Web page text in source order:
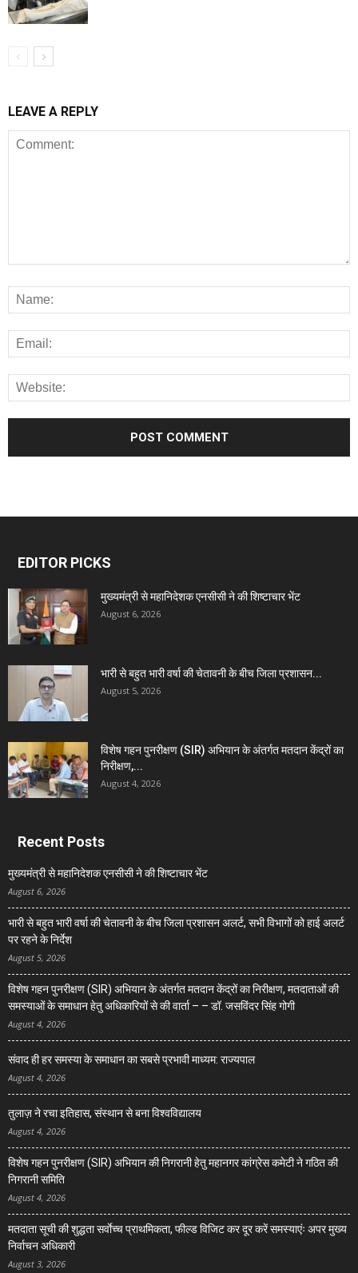
LEAVE A REPLY
EDITOR PICKS
मुख्यमंत्री से महानिदेशक एनसीसी ने की शिष्टाचार भेंट
August 6, 2026
भारी से बहुत भारी वर्षा की चेतावनी के बीच जिला प्रशासन...
August 5, 2026
विशेष गहन पुनरीक्षण (SIR) अभियान के अंतर्गत मतदान केंद्रों का
निरीक्षण,...
August 4, 2026
Recent Posts
मुख्यमंत्री से महानिदेशक एनसीसी ने की शिष्टाचार भेंट
August 6, 2026
भारी से बहुत भारी वर्षा की चेतावनी के बीच जिला प्रशासन अलर्ट, सभी विभागों को हाई अलर्ट
पर रहने के निर्देश
August 5, 2026
विशेष गहन पुनरीक्षण (SIR) अभियान के अंतर्गत मतदान केंद्रों का निरीक्षण, मतदाताओं की
समस्याओं के समाधान हेतु अधिकारियों से की वार्ता – – डॉ. जसविंदर सिंह गोगी
August 4, 2026
संवाद ही हर समस्या के समाधान का सबसे प्रभावी माध्यम: राज्यपाल
August 4, 2026
तुलाज़ ने रचा इतिहास, संस्थान से बना विश्वविद्यालय
August 4, 2026
विशेष गहन पुनरीक्षण (SIR) अभियान की निगरानी हेतु महानगर कांग्रेस कमेटी ने गठित की
निगरानी समिति
August 4, 2026
मतदाता सूची की शुद्धता सर्वाेच्च प्राथमिकता, फील्ड विजिट कर दूर करें समस्याएंः अपर मुख्य
निर्वाचन अधिकारी
August 3, 2026